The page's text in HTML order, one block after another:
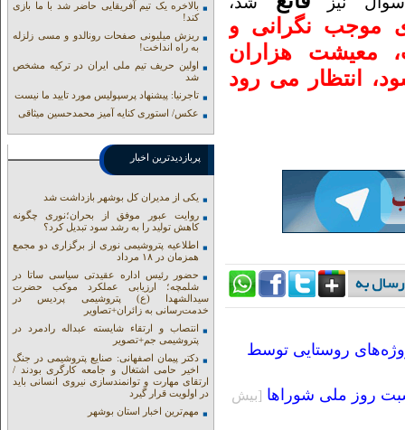
موجب نگرانی و
معیشت هزاران
انتظار می رود
روستایی توسط
روز ملی شوراها [بيش
بالاخره یک تیم آفریقایی حاضر شد با ما بازی
کند!
ریزش میلیونی صفحات رونالدو و مسی زلزله
به راه انداخت!
اولین حریف تیم ملی ایران در ترکیه مشخص
شد
تاجرنیا: پیشنهاد پرسپولیس مورد تایید ما نیست
عکس/ استوری کنایه آمیز محمدحسین میثاقی
پربازدیدترین اخبار
یکی از مدیران کل بوشهر بازداشت شد
روایت عبور موفق از بحران؛نوری چگونه
کاهش تولید را به رشد سود تبدیل کرد؟
اطلاعیه پتروشیمی نوری از برگزاری دو مجمع
همزمان در ۱۸ مرداد
حضور رئیس اداره عقیدتی سیاسی ساتا در
شلمچه؛ ارزیابی عملکرد موکب حضرت
سیدالشهدا (ع) پتروشیمی پردیس در
خدمت‌رسانی به زائران+تصاویر
انتصاب و ارتقاء شایسته عبداله رادمرد در
پتروشیمی جم+تصویر
دکتر پیمان اصفهانی: صنایع پتروشیمی در جنگ
اخیر حامی اشتغال و جامعه کارگری بودند /
ارتقای مهارت و توانمندسازی نیروی انسانی باید
در اولویت قرار گیرد
مهم‌ترین اخبار استان بوشهر